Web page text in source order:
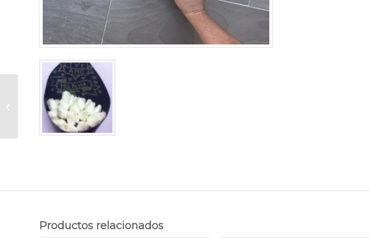
Productos relacionados
RAMO 100 ROSAS
COMBINADO